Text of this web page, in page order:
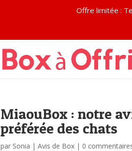
MiaouBox : notre
préférée des chats
par Sonia |Avis de Box | 0
Offre limitée :